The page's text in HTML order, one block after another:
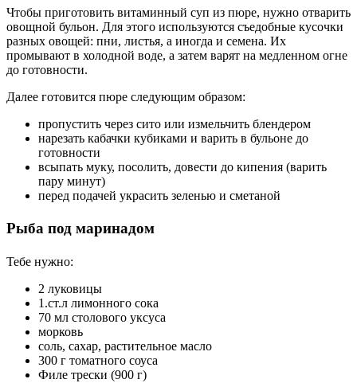
Чтобы приготовить витаминный суп из пюре, нужно отварить
овощной бульон. Для этого используются съедобные кусочки
разных овощей: пни, листья, а иногда и семена. Их
промывают в холодной воде, а затем варят на медленном огне
до готовности.
Далее готовится пюре следующим образом:
пропустить через сито или измельчить блендером
нарезать кабачки кубиками и варить в бульоне до
готовности
всыпать муку, посолить, довести до кипения (варить
пару минут)
перед подачей украсить зеленью и сметаной
Рыба под маринадом
Тебе нужно:
2 луковицы
1.ст.л лимонного сока
70 мл столового уксуса
морковь
соль, сахар, растительное масло
300 г томатного соуса
Филе трески (900 г)